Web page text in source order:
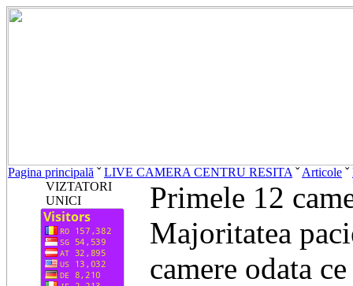
Pagina principală ˇLIVE CAMERA CENTRU RESITA ˇArticole ˇ
VIZTATORI
UNICI
Primele 12
Majoritatea
camere odata